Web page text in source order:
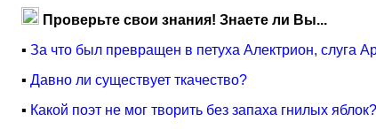
Проверьте свои знания! Знаете ли Вы...
▪ За что был превращен в петуха Алектрион, слуга
▪ Давно ли существует ткачество?
▪ Какой поэт не мог творить без запаха гнилых яблок?